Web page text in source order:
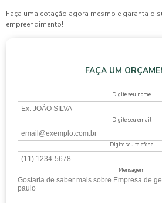
Faça uma cotação agora mesmo e garanta o
empreendimento!
FAÇA UM
Digite seu nome
Digite seu email
Digite seu telefone
Mensagem